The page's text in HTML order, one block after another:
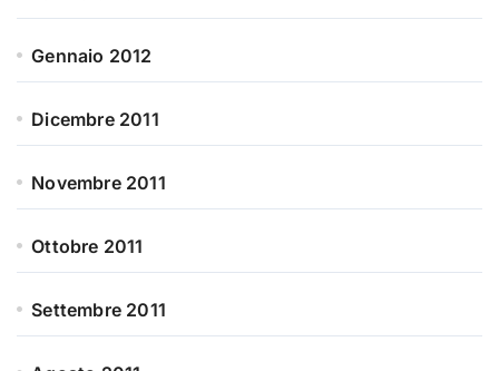
Gennaio 2012
Dicembre 2011
Novembre 2011
Ottobre 2011
Settembre 2011